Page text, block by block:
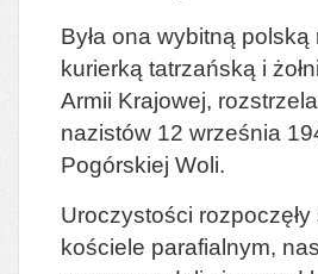
Była ona wybitną polską
kurierką tatrzańską i
Armii Krajowej,
nazistów 12 września
Pogórskiej Woli.
Uroczystości
kościele parafialnym,